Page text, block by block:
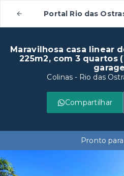
Portal Rio das
Maravilhosa casa linear
225m2, com 3 quartos
Colinas - Rio das
Compartilhar
Pronto